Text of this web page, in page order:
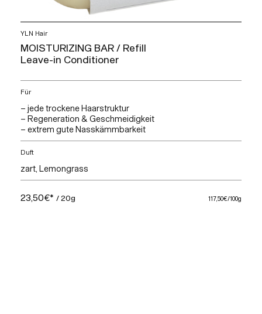
YLN Hair
MOISTURIZING BAR / Refill
Leave-in Conditioner
Für
– jede trockene Haarstruktur
– Regeneration & Geschmeidigkeit
– extrem gute Nasskämmbarkeit
Duft
zart, Lemongrass
23,50€* / 20g 117,50€/100g